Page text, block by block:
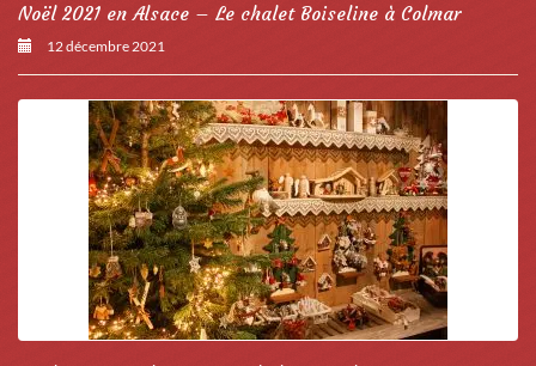
Noël 2021 en Alsace – Le chalet Boiseline à Colmar
12 décembre 2021